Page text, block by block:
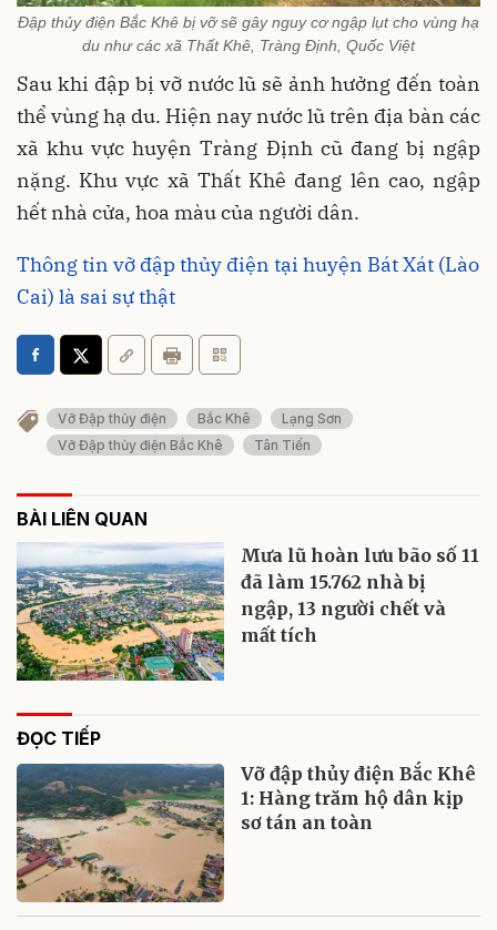
Đập thủy điện Bắc Khê bị vỡ sẽ gây nguy cơ ngập lụt cho vùng hạ
du như các xã Thất Khê, Tràng Định, Quốc Việt
Sau khi đập bị vỡ nước lũ sẽ ảnh hưởng đến toàn
thể vùng hạ du. Hiện nay nước lũ trên địa bàn các
xã khu vực huyện Tràng Định cũ đang bị ngập
nặng. Khu vực xã Thất Khê đang lên cao, ngập
hết nhà cửa, hoa màu của người dân.
Thông tin vỡ đập thủy điện tại huyện Bát Xát (Lào
Cai) là sai sự thật
Vỡ Đập thủy điện Bắc Khê
Lạng Sơn
Vỡ Đập thủy điện Bắc Khê
Tân Tiến
BÀI LIÊN QUAN
Mưa lũ hoàn lưu bão số 11
đã làm 15.762 nhà bị
ngập, 13 người chết và
mất tích
ĐỌC TIẾP
Vỡ đập thủy điện Bắc Khê
1: Hàng trăm hộ dân kịp
sơ tán an toàn